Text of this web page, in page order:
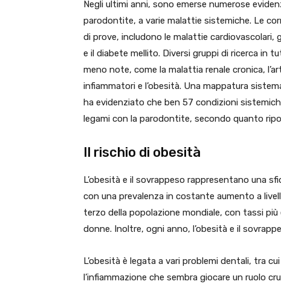
Negli ultimi anni, sono emerse numerose
parodontite, a varie malattie sistemiche. Le
di prove, includono le malattie cardiovascolari,
e il diabete mellito. Diversi gruppi di ricerca in
meno note, come la malattia renale cronica,
infiammatori e l’obesità. Una mappatura
ha evidenziato che ben 57 condizioni
legami con la parodontite, secondo quanto
Il rischio di obesità
L’obesità e il sovrappeso rappresentano una
con una prevalenza in costante aumento a
terzo della popolazione mondiale, con tassi
donne. Inoltre, ogni anno, l’obesità e il
L’obesità è legata a vari problemi dentali, tra
l’infiammazione che sembra giocare un ruolo